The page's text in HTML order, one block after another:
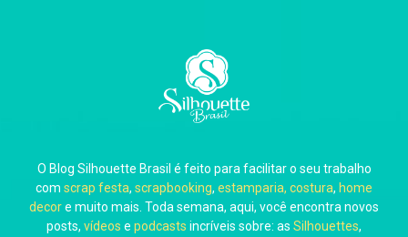
Carla Eschberger
Carol Pessoa
O Blog Silhouette Brasil é feito para facilitar o seu trabalho
com scrap festa, scrapbooking, estamparia, costura, home
decore muito mais. Toda semana, aqui, você encontra novos
posts, vídeos e podcasts incríveis sobre: as Silhouettes,